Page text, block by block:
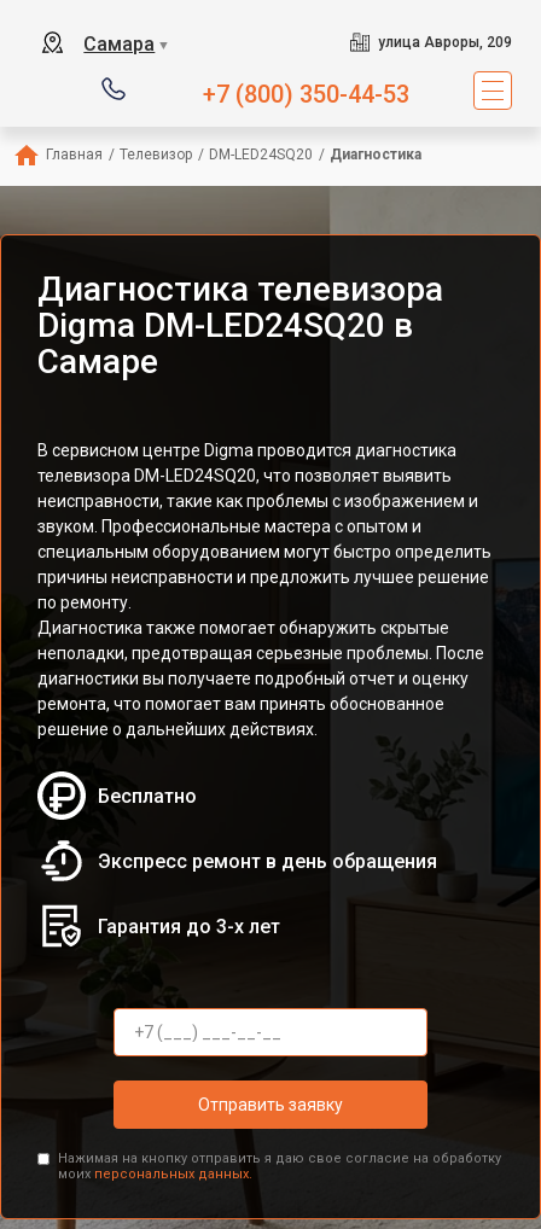
Самара ▼ улица Авроры, 209
+7 (800) 350-44-53
Главная / Телевизор / DM-LED24SQ20 / Диагностика
Диагностика телевизора
Digma DM-LED24SQ20 в
Самаре
В сервисном центре Digma проводится диагностика
телевизора DM-LED24SQ20, что позволяет выявить
неисправности, такие как проблемы с изображением и
звуком. Профессиональные мастера с опытом и
специальным оборудованием могут быстро определить
причины неисправности и предложить лучшее решение
по ремонту.
Диагностика также помогает обнаружить скрытые
неполадки, предотвращая серьезные проблемы. После
диагностики вы получаете подробный отчет и оценку
ремонта, что помогает вам принять обоснованное
решение о дальнейших действиях.
Бесплатно
Экспресс ремонт в день обращения
Гарантия до 3-х лет
Отправить заявку
Нажимая на кнопку отправить я даю свое согласие на обработку
моих персональных данных.